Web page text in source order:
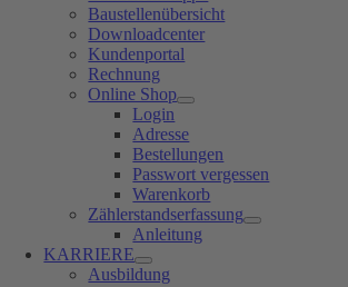
Baustellenübersicht
Downloadcenter
Kundenportal
Rechnung
Online Shop
Login
Adresse
Bestellungen
Passwort vergessen
Warenkorb
Zählerstandserfassung
Anleitung
KARRIERE
Ausbildung